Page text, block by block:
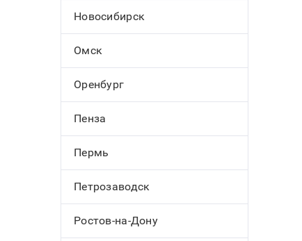
Новосибирск
Омск
Оренбург
Пенза
Пермь
Петрозаводск
Ростов-на-Дону